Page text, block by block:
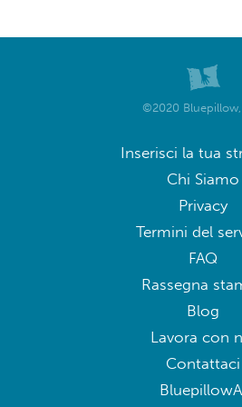
©2020 Bluepillow,
Inserisci la tua
Chi Siamo
Privacy
Termini del
FAQ
Rassegna
Blog
Lavora con
Contattaci